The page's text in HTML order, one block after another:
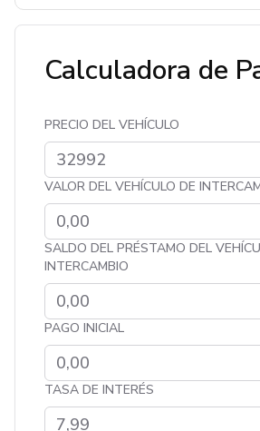
Calculadora de
PRECIO DEL VEHÍCULO
VALOR DEL VEHÍCULO DE
SALDO DEL PRÉSTAMO DEL
INTERCAMBIO
PAGO INICIAL
TASA DE INTERÉS